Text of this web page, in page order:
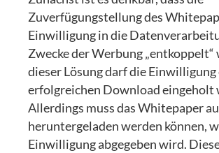
Zuverfügungstellung des
Einwilligung in die
Zwecke der Werbung „entkoppelt“
dieser Lösung darf die Einwilligung
erfolgreichen Download eingeholt
Allerdings muss das Whitepaper
heruntergeladen werden können,
Einwilligung abgegeben wird.